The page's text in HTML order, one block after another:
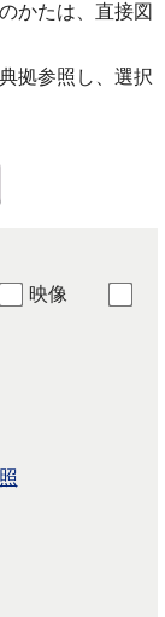
かたは、直接図
拠参照し、選択
映像